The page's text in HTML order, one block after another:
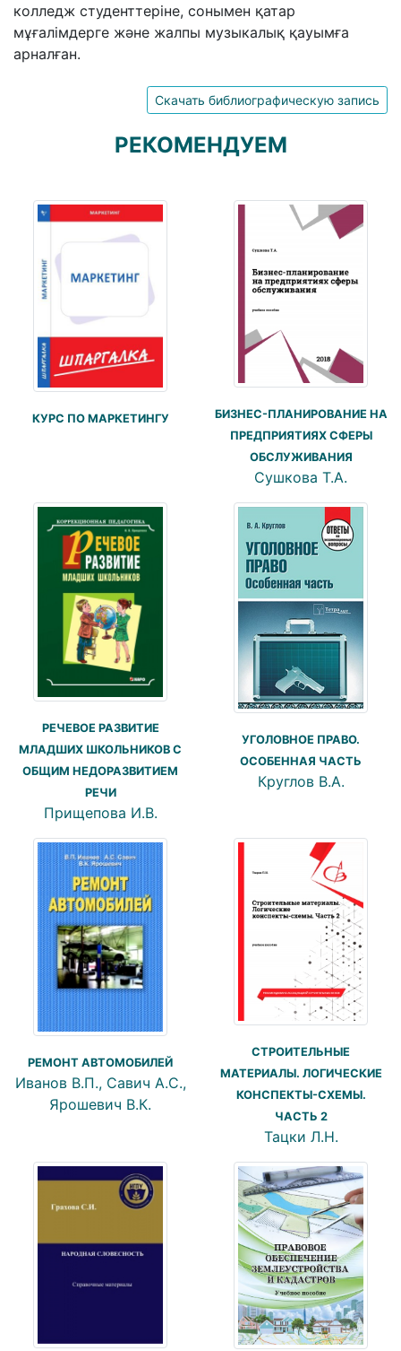
колледж студенттеріне, сонымен қатар
мұғалімдерге және жалпы музыкалық қауымға
арналған.
Скачать библиографическую запись
РЕКОМЕНДУЕМ
КУРС ПО МАРКЕТИНГУ
БИЗНЕС-ПЛАНИРОВАНИЕ НА
ПРЕДПРИЯТИЯХ СФЕРЫ
ОБСЛУЖИВАНИЯ
Сушкова Т.А.
РЕЧЕВОЕ РАЗВИТИЕ
МЛАДШИХ ШКОЛЬНИКОВ С
ОБЩИМ НЕДОРАЗВИТИЕМ
РЕЧИ
Прищепова И.В.
УГОЛОВНОЕ ПРАВО.
ОСОБЕННАЯ ЧАСТЬ
Круглов В.А.
РЕМОНТ АВТОМОБИЛЕЙ
Иванов В.П., Савич А.С.,
Ярошевич В.К.
СТРОИТЕЛЬНЫЕ
МАТЕРИАЛЫ. ЛОГИЧЕСКИЕ
КОНСПЕКТЫ-СХЕМЫ.
ЧАСТЬ 2
Тацки Л.Н.